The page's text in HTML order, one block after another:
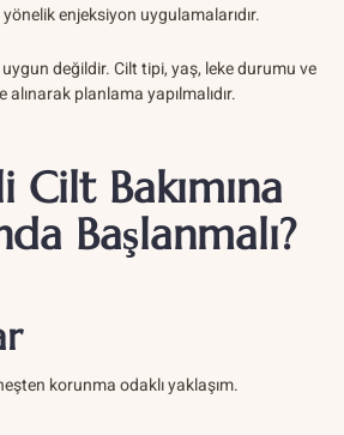
enjeksiyon uygulamalarıdır.
değildir. Cilt tipi, yaş, leke durumu ve
alınarak planlama yapılmalıdır.
Bakımına
Başlanmalı?
korunma odaklı yaklaşım.